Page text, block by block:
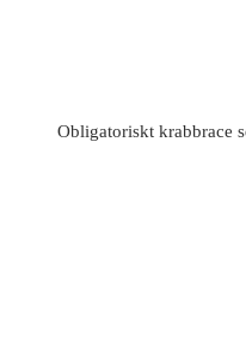
Obligatoriskt krabbrace